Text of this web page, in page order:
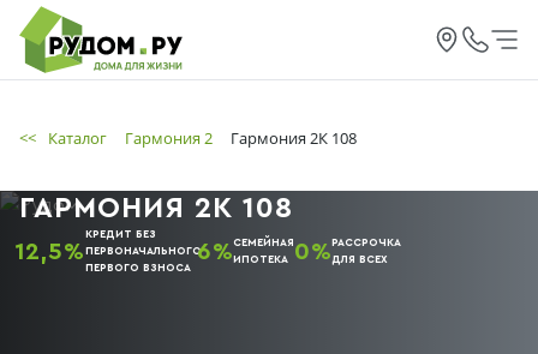
<< Каталог Гармония 2 Гармония 2К 108
ГАРМОНИЯ 2К 108
12,5%
КРЕДИТ БЕЗ
ПЕРВОНАЧАЛЬНОГО
ПЕРВОГО ВЗНОСА
6%СЕМЕЙНАЯ
ИПОТЕКА
0%РАССРОЧКА
ДЛЯ ВСЕХ